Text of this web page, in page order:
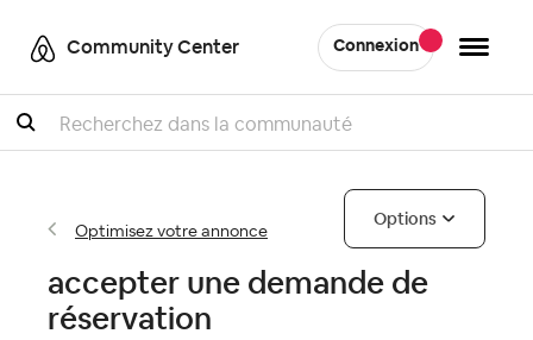
Community Center Connexion
Recherche
Optimisez votre annonce
Options
accepter une demande de
réservation